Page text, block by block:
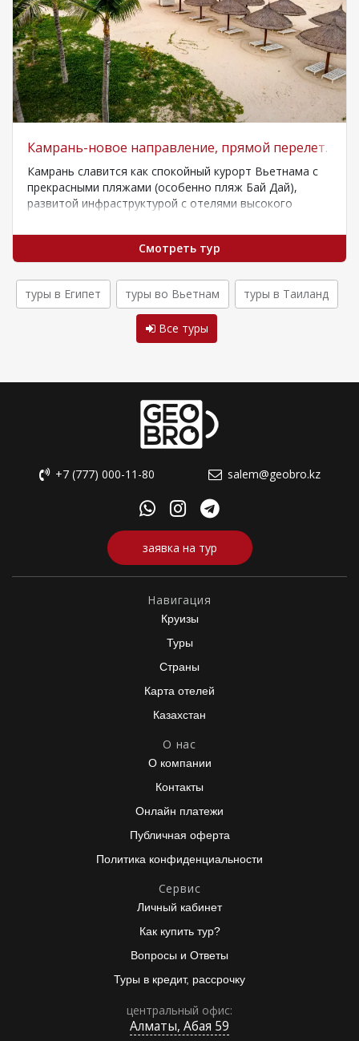
Камрань-новое направление, прямой перелет.
Камрань славится как спокойный курорт Вьетнама с
прекрасными пляжами (особенно пляж Бай Дай),
развитой инфраструктурой с отелями высокого
Смотреть тур
туры в Египет туры во Вьетнам туры в Таиланд
Все туры
+7 (777) 000-11-80 salem@geobro.kz
заявка на тур
Навигация
Круизы
Туры
Страны
Карта отелей
Казахстан
О нас
О компании
Контакты
Онлайн платежи
Публичная оферта
Политика конфиденциальности
Сервис
Личный кабинет
Как купить тур?
Вопросы и Ответы
Туры в кредит, рассрочку
центральный офис:
Алматы, Абая 59